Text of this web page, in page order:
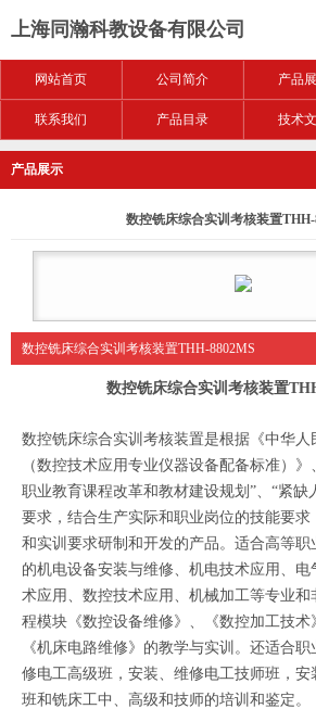
上海同瀚科教设备有限公司
网站首页 公司简介 产品
联系我们 产品目录 技术
产品展示
数控铣床综合实训考核装置THH-
数控铣床综合实训考核装置THH-8802MS
数控铣床综合实训考核装置
数控铣床综合实训考核装置是根据《中华
（数控技术应用专业仪器设备配备标准）
职业教育课程改革和教材建设规划”、“紧缺
要求，结合生产实际和职业岗位的技能要
和实训要求研制和开发的产品。适合高等职
的机电设备安装与维修、机电技术应用、
术应用、数控技术应用、机械加工等专业
程模块《数控设备维修》、《数控加工技术
《机床电路维修》的教学与实训。还适合
修电工高级班，安装、维修电工技师班，安
班和铣床工中、高级和技师的培训和鉴定。